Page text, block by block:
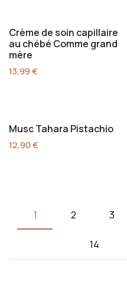
Crème de soin capillaire
au chébé Comme grand
mère
13,99€
Musc Tahara Pistachio
12,90€
1 2 3
14